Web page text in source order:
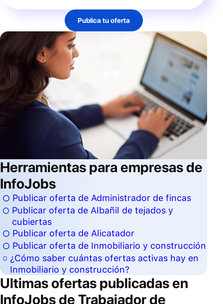
Publica tu oferta
Herramientas para empresas de
InfoJobs
Publicar oferta de Administrador de fincas
Publicar oferta de Albañil de tejados y
cubiertas
Publicar oferta de Alicatador
Publicar oferta de Inmobiliario y construcción
¿Cómo saber cuántas ofertas activas hay en
Inmobiliario y construcción?
Ultimas ofertas publicadas en
InfoJobs de Trabajador de